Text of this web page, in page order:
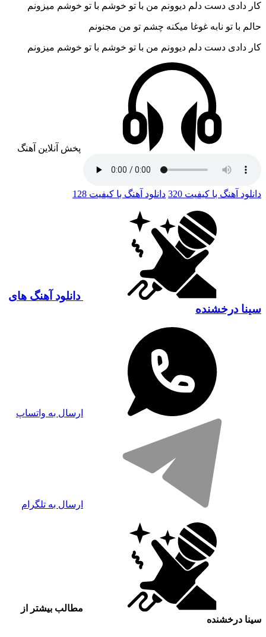
کار دادی دست دلم دیوونم من با تو خوشم با تو خوشم میزونم
حالم با تو نابه غوغا میکنه چشم تو من مجنونم
کار دادی دست دلم دیوونم من با تو خوشم با تو خوشم میزونم
پخش آنلاین آهنگ
دانلود آهنگ با کیفیت 320 دانلود آهنگ با کیفیت 128
دانلود آهنگ های
سینا درخشنده
ارسال به واتساپ
ارسال به تلگرام
مطالب بیشتر از
سینا درخشنده